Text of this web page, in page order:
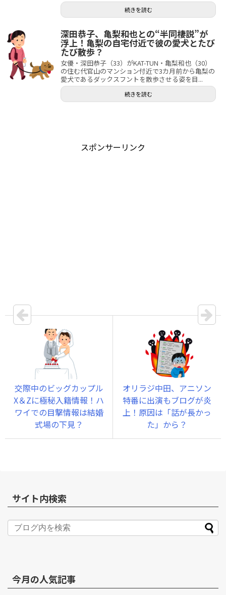
続きを読む
深田恭子、亀梨和也との“半同棲説”が
浮上！亀梨の自宅付近で彼の愛犬とたび
たび散歩？
女優・深田恭子（33）がKAT-TUN・亀梨和也（30）
の住む代官山のマンション付近で3カ月前から亀梨の
愛犬であるダックスフントを散歩させる姿を目...
続きを読む
スポンサーリンク
交際中のビッグカップル
X＆Zに極秘入籍情報！ハ
ワイでの目撃情報は結婚
式場の下見？
オリラジ中田、アニソン
特番に出演もブログが炎
上！原因は「話が長かっ
た」から？
サイト内検索
今月の人気記事